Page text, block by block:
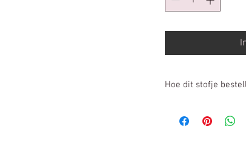
Hoe dit stofje
Heb je 1m20cm